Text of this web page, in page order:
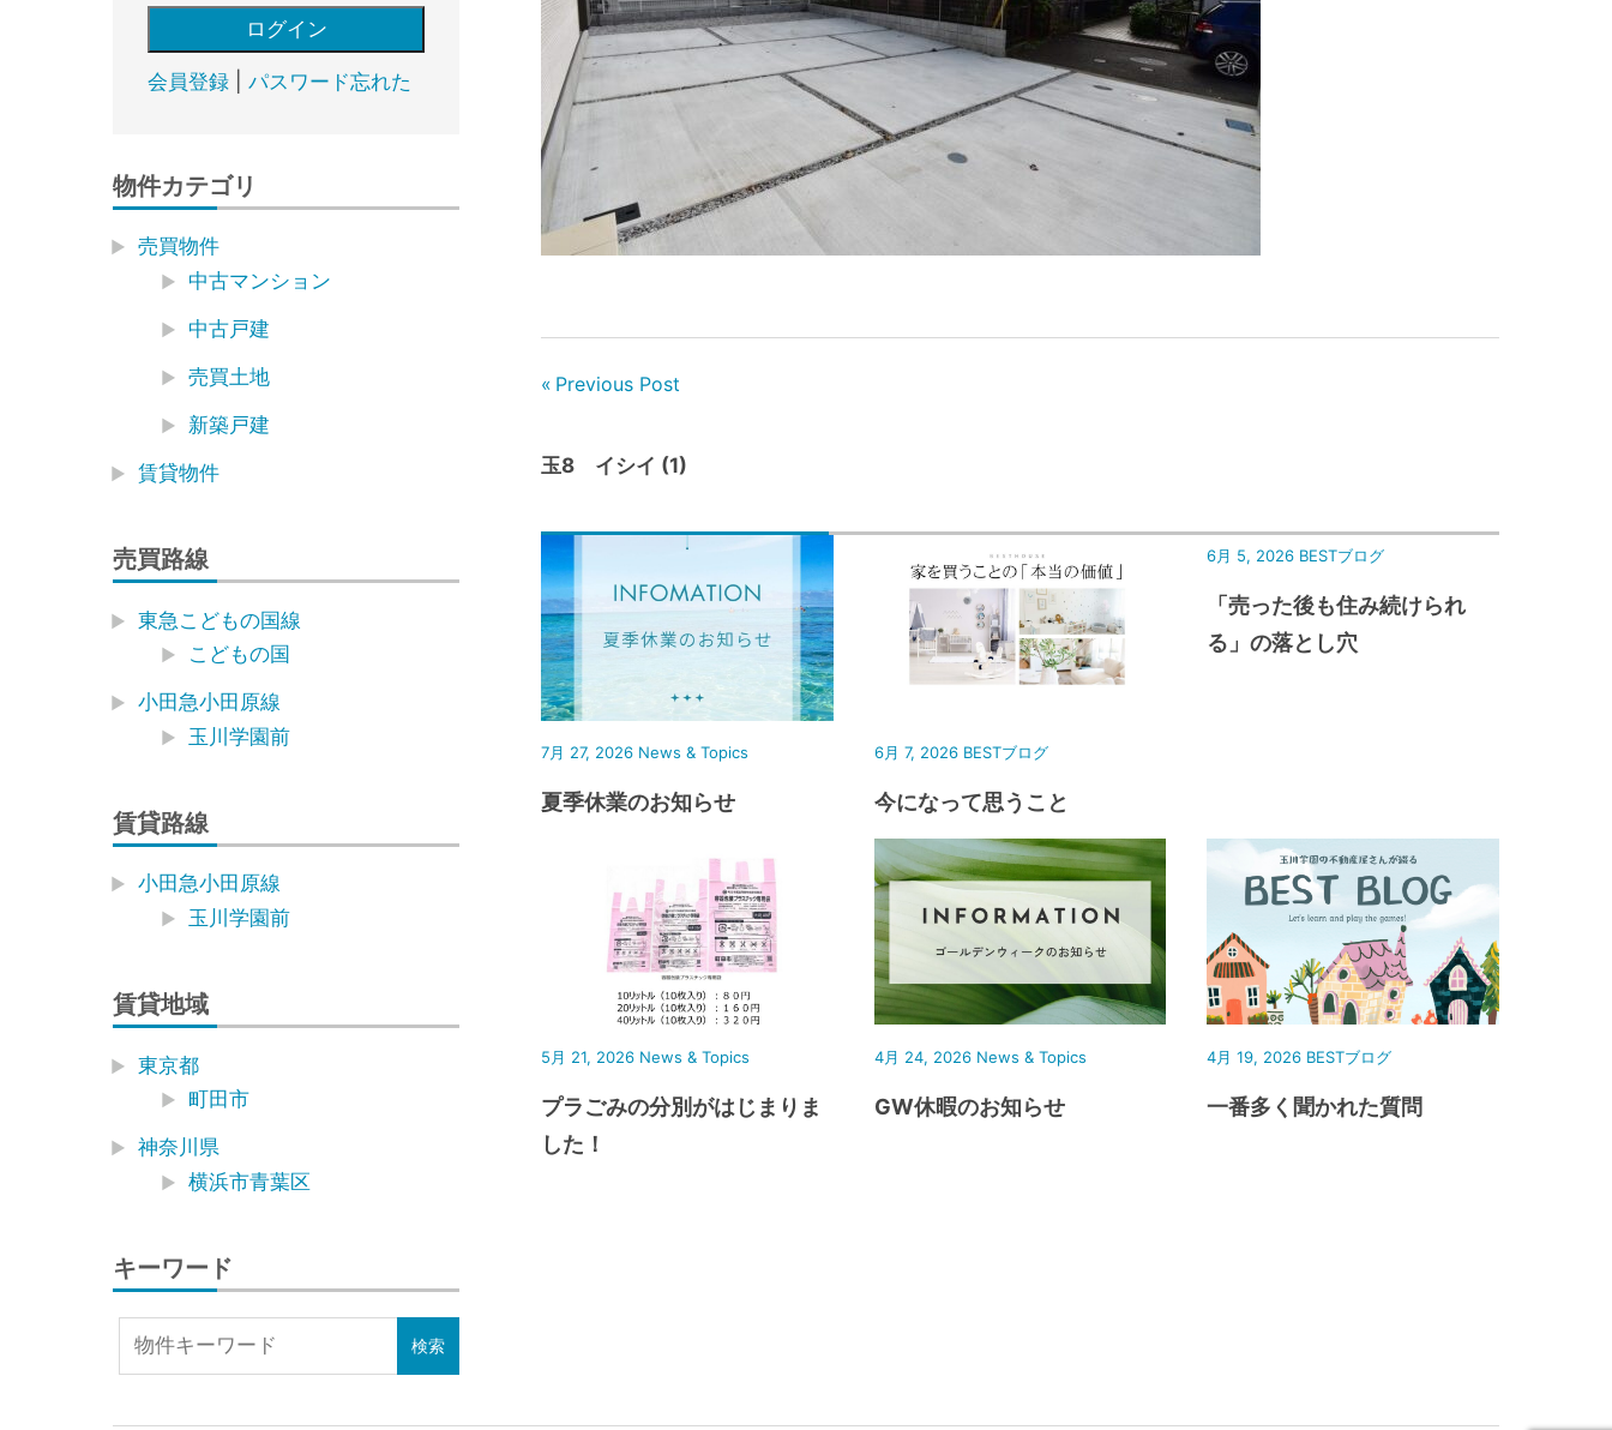
BEST
HOUSE
Previous Post
玉8 イシイ (1)
7月 27, 2026 News & Topics
夏季休業のお知らせ
6月 7, 2026 BESTブログ
今になって思うこと
6月 5, 2026 BESTブログ
「売った後も住み続けられ
る」の落とし穴
5月 21, 2026 News & Topics
プラごみの分別がはじまりま
した！
4月 24, 2026 News & Topics
GW休暇のお知らせ
4月 19, 2026 BESTブログ
一番多く聞かれた質問
会員登録| パスワード忘れた
物件カテゴリ
売買物件
中古マンション
中古戸建
売買土地
新築戸建
賃貸物件
売買路線
東急こどもの国線
こどもの国
小田急小田原線
玉川学園前
賃貸路線
小田急小田原線
玉川学園前
賃貸地域
東京都
町田市
神奈川県
横浜市青葉区
キーワード